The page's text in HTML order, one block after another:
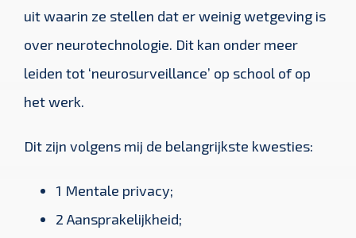
uit waarin ze stellen dat er weinig wetgeving is
over neurotechnologie. Dit kan onder meer
leiden tot ‘neurosurveillance’ op school of op
het werk.
Dit zijn volgens mij de belangrijkste kwesties:
1 Mentale privacy;
2 Aansprakelijkheid;